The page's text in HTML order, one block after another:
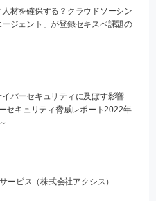
材を確保する？クラウドソーシン
ジェント」が登録セキスペ課題の
バーセキュリティに及ぼす影響
セキュリティ脅威レポート2022年
ービス（株式会社アクシス）